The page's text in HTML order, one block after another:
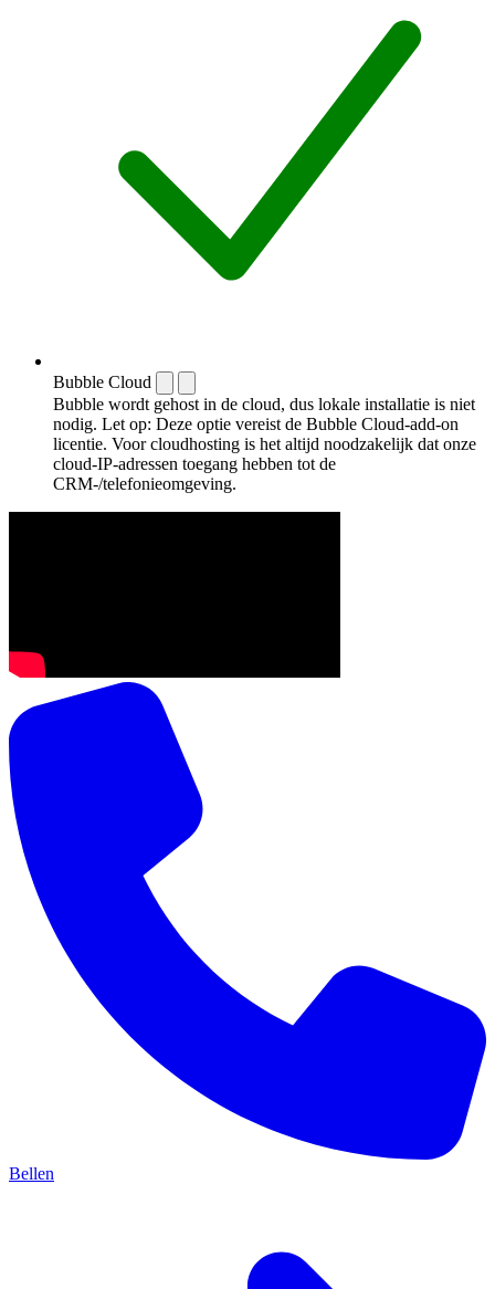
Bubble Cloud
Bubble wordt gehost in de cloud, dus lokale installatie is niet
nodig. Let op: Deze optie vereist de Bubble Cloud-add-on
licentie. Voor cloudhosting is het altijd noodzakelijk dat onze
cloud-IP-adressen toegang hebben tot de
CRM-/telefonieomgeving.
Bellen